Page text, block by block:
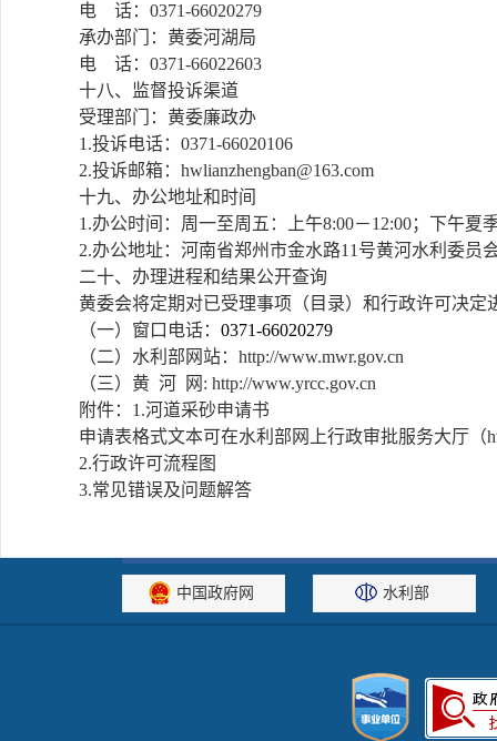
电 话：0371-66020279
承办部门：黄委河湖局
电 话：0371-66022603
十八、监督投诉渠道
受理部门：黄委廉政办
1.投诉电话：0371-66020106
2.投诉邮箱： hwlianzhengban@163.com
十九、办公地址和时间
1.办公时间：周一至周五：上午8:00－12:00；下午夏
2.办公地址：河南省郑州市金水路11号黄河水利委员
二十、办理进程和结果公开查询
黄委会将定期对已受理事项（目录）和行政许可决
（一）窗口电话： 0371-66020279
（二）水利部网站：http://www.mwr.gov.cn
（三）黄 河 网: http://www.yrcc.gov.cn
附件：1.河道采砂申请书
申请表格式文本可在水利部网上行政审批服务大厅（
2.行政许可流程图
3.常见错误及问题解答
中国政府网 水利部